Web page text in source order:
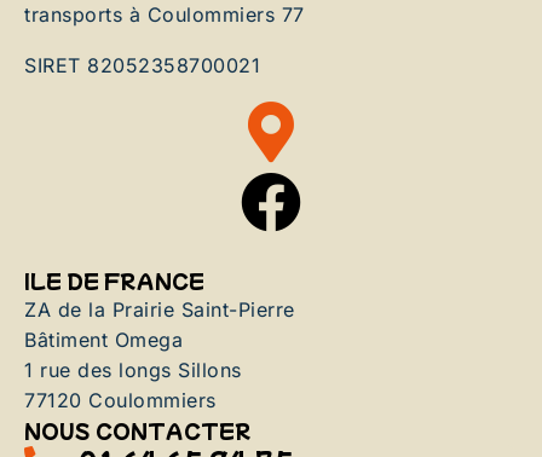
transports à Coulommiers 77
SIRET 82052358700021
ILE DE FRANCE
ZA de la Prairie Saint-Pierre
Bâtiment Omega
1 rue des longs Sillons
77120 Coulommiers
NOUS CONTACTER